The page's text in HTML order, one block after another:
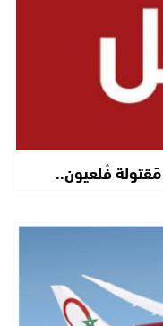
فْلعيون..